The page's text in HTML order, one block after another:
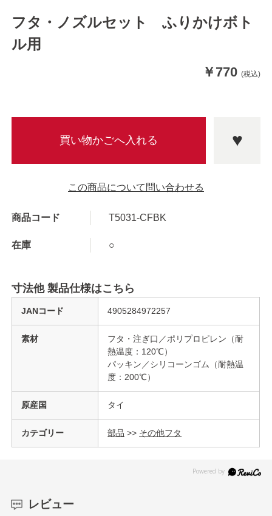
フタ・ノズルセット ふりかけボト
ル用
￥770 (税込)
商品コード T5031-CFBK
在庫 ○
この商品について問い合わせる
寸法他 製品仕様はこちら
JANコード 4905284972257
素材
フタ・注ぎ口／ポリプロピレン（耐
熱温度：120℃）
パッキン／シリコーンゴム（耐熱温
度：200℃）
原産国 タイ
カテゴリー 部品 >> その他フタ
レビュー